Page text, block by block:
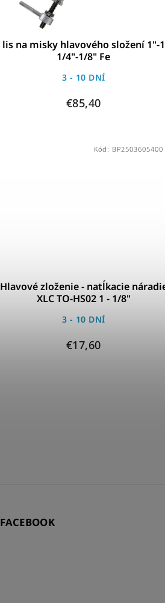
lis na misky hlavového složení 1"-1
1/4"-1/8" Fe
3 - 10 DNÍ
€85,40
Hlavové zloženie - natĺkacie
XLC TO-HS02 1 - 1/8"
3 - 10 DNÍ
€17,60
Kód: BP2503605400
FACEBOOK